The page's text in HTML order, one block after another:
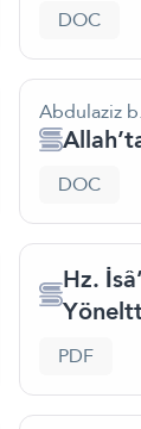
DOC
Abdulaziz
DOC
Hz.
PDF